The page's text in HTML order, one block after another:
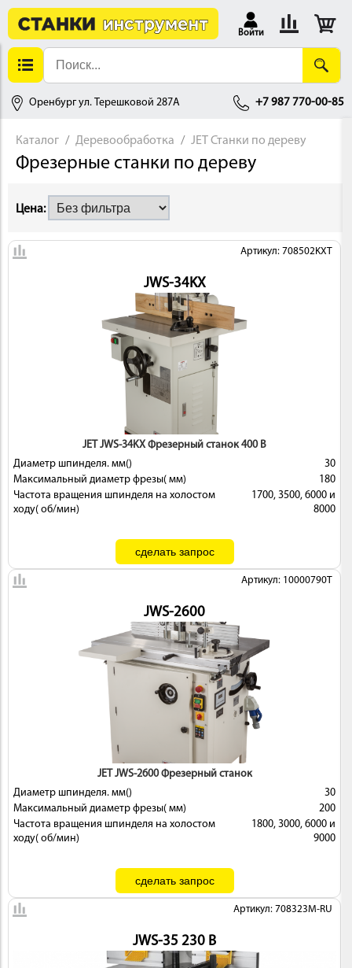
Войти
Оренбург ул. Терешковой 287А +7 987 770-00-85
ДЕРЕВООБРАБОТКА
ИНСТРУМЕНТ
Каталог Деревообработка JET Станки по дереву
Фрезерные станки по дереву
Цена:
Артикул: 708502KXT
JWS-34KX
JET JWS-34KX Фрезерный станок 400 В
Диаметр шпинделя. мм()
30
Максимальный диаметр фрезы( мм)
180
Частота вращения шпинделя на холостом
ходу( об/мин)
1700, 3500, 6000 и
8000
Артикул: 10000790T
JWS-2600
JET JWS-2600 Фрезерный станок
Диаметр шпинделя. мм()
30
Максимальный диаметр фрезы( мм)
200
Частота вращения шпинделя на холостом
ходу( об/мин)
1800, 3000, 6000 и
9000
Артикул: 708323M-RU
JWS-35 230 В